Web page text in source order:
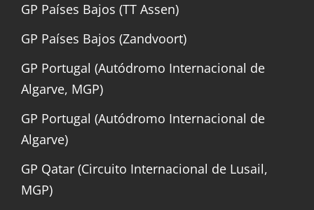
GP Países Bajos (TT Assen)
GP Países Bajos (Zandvoort)
GP Portugal (Autódromo Internacional de
Algarve, MGP)
GP Portugal (Autódromo Internacional de
Algarve)
GP Qatar (Circuito Internacional de Lusail,
MGP)